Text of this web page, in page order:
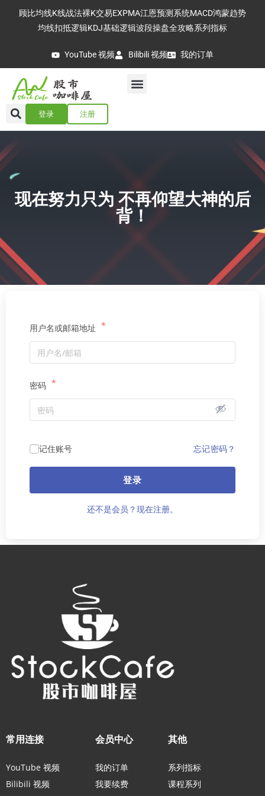
顾比均线K线战法裸K交易EXPMA江恩预测系统MACD鸿蒙趋势
均线扣抵逻辑KDJ基础逻辑波段操盘全攻略系列指标
YouTube 视频 Bilibili 视频 我的订单
登录 注册
现在努力只为 不再仰望大神的后
背！
用户名或邮箱地址 *
密码 *
记住账号 忘记密码？
登录
还不是会员？现在注册。
常用连接
YouTube 视频
Bilibili 视频
会员中心
我的订单
我要续费
其他
系列指标
课程系列